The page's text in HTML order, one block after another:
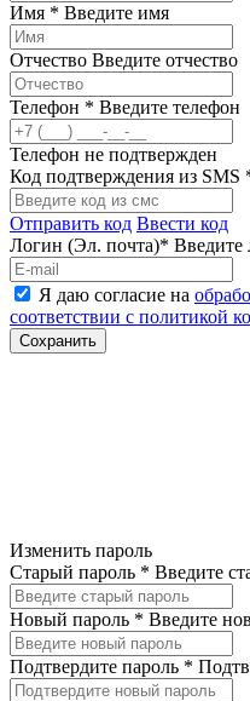
Имя * Введите имя
Отчество Введите отчество
Телефон * Введите телефон
Телефон не подтвержден
Код подтверждения из SMS
Отправить код Ввести код
Логин (Эл. почта)* Введите
Я даю согласие на
соответствии с политикой
Изменить пароль
Старый пароль * Введите
Новый пароль * Введите
Подтвердите пароль *